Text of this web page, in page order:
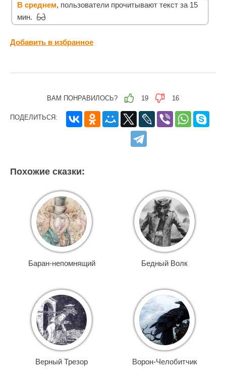
В среднем, пользователи прочитывают текст за 15
мин.
Добавить в избранное
ВАМ ПОНРАВИЛОСЬ? 19 16
ПОДЕЛИТЬСЯ:
Похожие сказки:
Баран-непомнящий Бедный Волк
Верный Трезор Ворон-Челобитчик